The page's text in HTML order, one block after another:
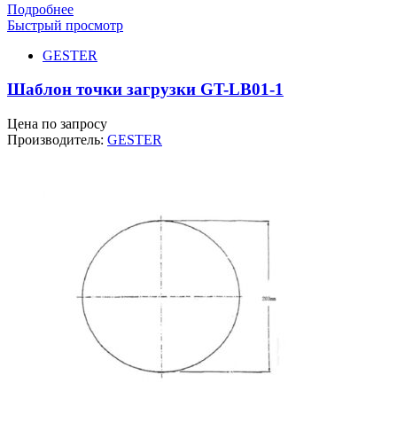
Подробнее
Быстрый просмотр
GESTER
Шаблон точки загрузки GT-LB01-1
Цена по запросу
Производитель: GESTER